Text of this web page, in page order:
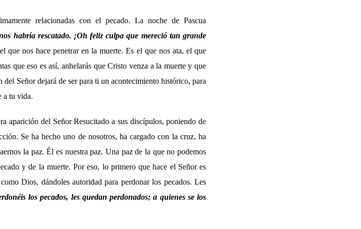
relacionadas con el pecado. La noche de Pascua
habría rescatado. ¡Oh feliz culpa que mereció tan grande
que nos hace penetrar en la muerte. Es el que nos ata, el que
que eso es así, anhelarás que Cristo venza a la muerte y que
Señor dejará de ser para ti un acontecimiento histórico, para
a tu vida.
aparición del Señor Resucitado a sus discípulos, poniendo de
Se ha hecho uno de nosotros, ha cargado con la cruz, ha
la paz. Él es nuestra paz. Una paz de la que no podemos
y de la muerte. Por eso, lo primero que hace el Señor es
Dios, dándoles autoridad para perdonar los pecados. Les
los pecados, les quedan perdonados; a quienes se los